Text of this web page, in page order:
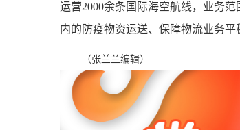
运营2000余条国际海空航线，业务
内的防疫物资运送、保障物流业务平
（张兰兰编辑）